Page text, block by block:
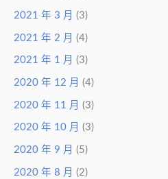
2021 年 3 月 (3)
2021 年 2 月 (4)
2021 年 1 月 (3)
2020 年 12 月 (4)
2020 年 11 月 (3)
2020 年 10 月 (3)
2020 年 9 月 (5)
2020 年 8 月 (2)